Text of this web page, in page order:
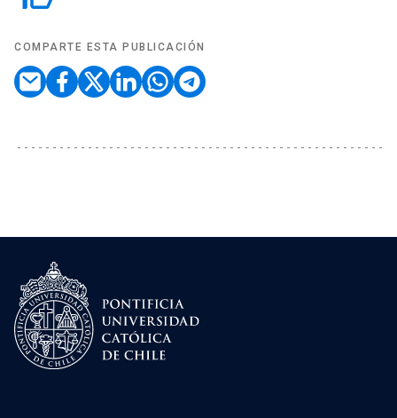
COMPARTE ESTA PUBLICACIÓN